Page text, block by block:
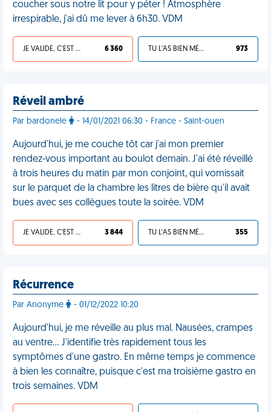
coucher sous notre lit pour y péter ! Atmosphère
irrespirable, j'ai dû me lever à 6h30. VDM
JE VALIDE, C'EST UNE VDM 6 360 TU L'AS BIEN MÉRITÉ 973
Réveil ambré
Par bardonele - 14/01/2021 06:30 - France - Saint-ouen
Aujourd'hui, je me couche tôt car j'ai mon premier
rendez-vous important au boulot demain. J'ai été réveillé
à trois heures du matin par mon conjoint, qui vomissait
sur le parquet de la chambre les litres de bière qu'il avait
bues avec ses collègues toute la soirée. VDM
JE VALIDE, C'EST UNE VDM 3 844 TU L'AS BIEN MÉRITÉ 355
Récurrence
Par Anonyme - 01/12/2022 10:20
Aujourd'hui, je me réveille au plus mal. Nausées, crampes
au ventre… J'identifie très rapidement tous les
symptômes d'une gastro. En même temps je commence
à bien les connaître, puisque c'est ma troisième gastro en
trois semaines. VDM